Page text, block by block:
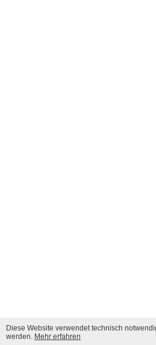
Diese Website verwendet technisch
werden. Mehr erfahren